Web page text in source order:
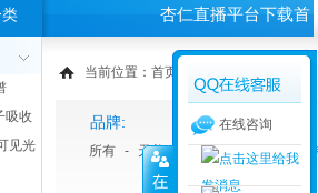
吸收
见光
杏仁直播平台下载首
页
当前位置： 首页
品牌:
所有 - 天美Techcomp - Unite 优纳
在线咨询